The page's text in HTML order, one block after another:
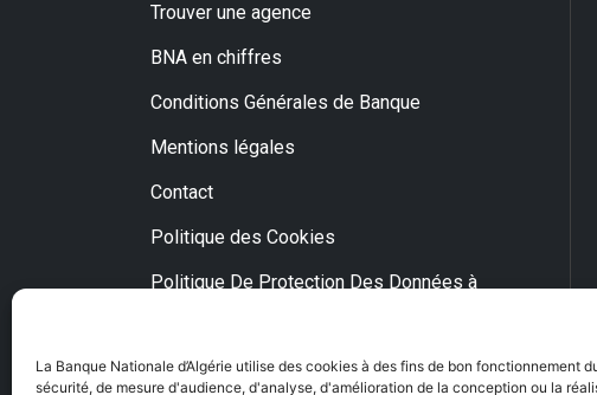
La Banque Nationale d’Algérie utilise des cookies à des fins de bon fonctionnement
sécurité, de mesure d'audience, d'analyse, d'amélioration de la conception ou la
Trouver une agence
BNA en chiffres
Conditions Générales de Banque
Mentions légales
Contact
Politique des Cookies
Politique De Protection Des Données à